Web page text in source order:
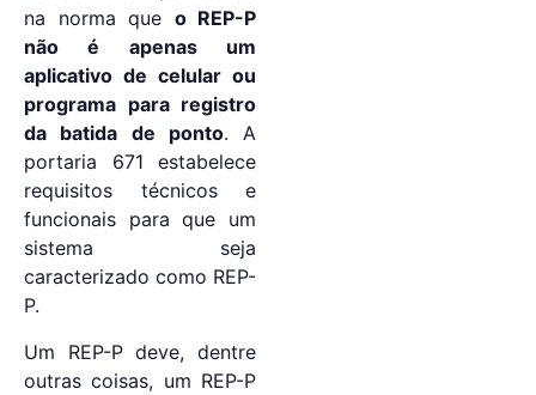
na norma que o REP-P
não é apenas um
aplicativo de celular ou
programa para registro
da batida de ponto. A
portaria 671 estabelece
requisitos técnicos e
funcionais para que um
sistema seja
caracterizado como REP-
P.
Um REP-P deve, dentre
outras coisas, um REP-P